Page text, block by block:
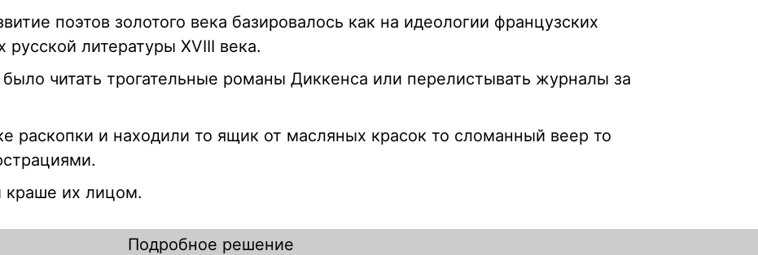
поэтов золотого века базировалось как на идеологии французских
русской литературы XVIII века.
читать трогательные романы Диккенса или перелистывать журналы за
раскопки и находили то ящик от масляных красок то сломанный веер то
краше их лицом.
Подробное решение